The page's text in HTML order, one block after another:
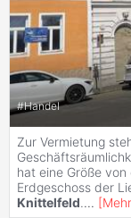
#Handel
Zur Vermietung
hat eine Größe
Erdgeschoss der
Knittelfeld.... [Mehr